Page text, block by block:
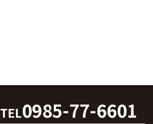
TEL0985-77-6601